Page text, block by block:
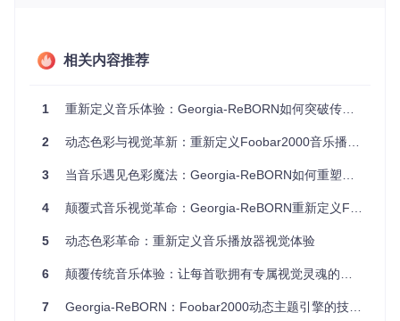
日常体验。
播放列表时，系统会推荐匹配当前曲目的主题色调。无论是工
作学习时的专注模式，还是派对场景的霓虹模式，界面始终与
音乐情绪保持同步。
技术亮点：5大核心体验升级
Georgia-ReBORN将复杂技术转化为直观体验：
色彩提取算法：0.3秒内完成专辑封面色彩分析，支持渐变
主题引擎：11种基础主题×8种风格选项=88种预设组合
相关内容推荐
1 重新定义音乐体验：Georgia-ReBORN如何突破传统播放器界面局限
2 动态色彩与视觉革新：重新定义Foobar2000音乐播放体验
3 当音乐遇见色彩魔法：Georgia-ReBORN如何重塑你的听觉视觉双重体验
4 颠覆式音乐视觉革命：Georgia-ReBORN重新定义Foobar2000体验
5 动态色彩革命：重新定义音乐播放器视觉体验
6 颠覆传统音乐体验：让每首歌拥有专属视觉灵魂的播放器主题
7 Georgia-ReBORN：Foobar2000动态主题引擎的技术实现与应用指南